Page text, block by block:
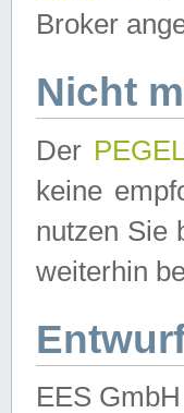
Broker
Nicht
Der
keine
nutzen Sie
weiterhin
EES GmbH